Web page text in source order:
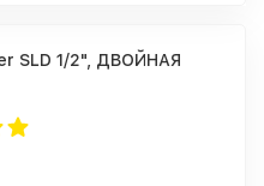
SLD 1/2", ДВОЙНАЯ